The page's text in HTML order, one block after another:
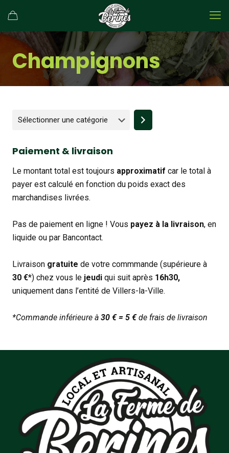
Champignons
Sélectionner
une
Paiement & livraison
Le montant total est toujours approximatif car le total à
payer est calculé en fonction du poids exact des
marchandises livrées.
Pas de paiement en ligne ! Vous payez à la livraison, en
liquide ou par Bancontact.
Livraison gratuite de votre commmande (supérieure à
30 €*) chez vous le jeudi qui suit après 16h30,
uniquement dans l’entité de Villers-la-Ville.
*Commande inférieure à 30 € = 5 €de frais de livraison